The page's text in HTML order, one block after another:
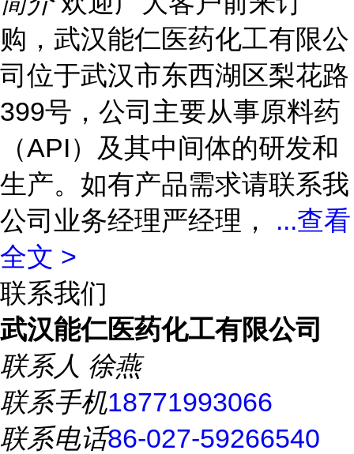
购，武汉能仁医药化工有限公
司位于武汉市东西湖区梨花路
399号，公司主要从事原料药
（API）及其中间体的研发和
生产。如有产品需求请联系我
公司业务经理严经理， ...查看
全文 >
联系我们
武汉能仁医药化工有限公司
联系人 徐燕
联系手机18771993066
联系电话86-027-59266540